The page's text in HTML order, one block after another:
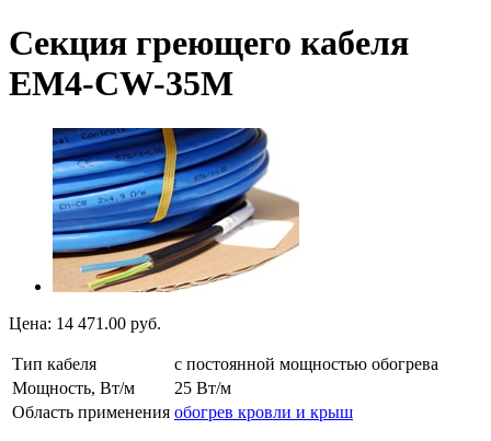
Секция греющего кабеля
EM4-CW-35M
Цена: 14 471.00 руб.
Тип кабеля
с постоянной мощностью обогрева
Мощность, Вт/м
25 Вт/м
Область применения обогрев кровли и крыш